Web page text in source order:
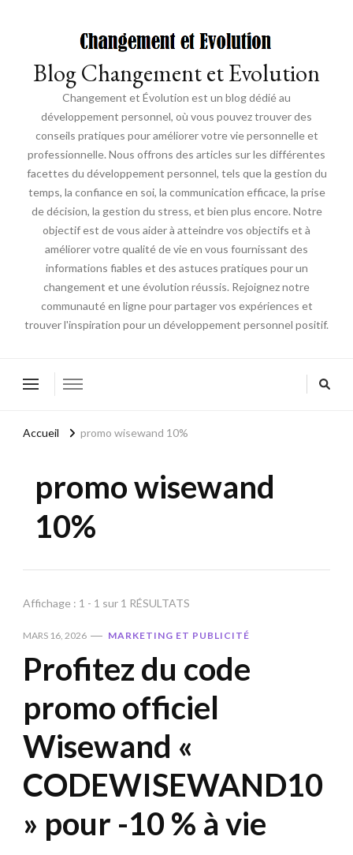
Blog Changement et Evolution
Changement et Évolution est un blog dédié au
développement personnel, où vous pouvez trouver des
conseils pratiques pour améliorer votre vie personnelle et
professionnelle. Nous offrons des articles sur les différentes
facettes du développement personnel, tels que la gestion du
temps, la confiance en soi, la communication efficace, la prise
de décision, la gestion du stress, et bien plus encore. Notre
objectif est de vous aider à atteindre vos objectifs et à
améliorer votre qualité de vie en vous fournissant des
informations fiables et des astuces pratiques pour un
changement et une évolution réussis. Rejoignez notre
communauté en ligne pour partager vos expériences et
trouver l'inspiration pour un développement personnel positif.
Accueil promo wisewand 10%
promo wisewand
10%
Affichage : 1 - 1 sur 1 RÉSULTATS
MARS 16, 2026 MARKETING ET PUBLICITÉ
Profitez du code
promo officiel
Wisewand «
CODEWISEWAND10
» pour -10 % à vie